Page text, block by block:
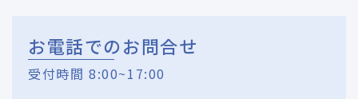
お電話でのお問合せ
受付時間 8:00~17:00